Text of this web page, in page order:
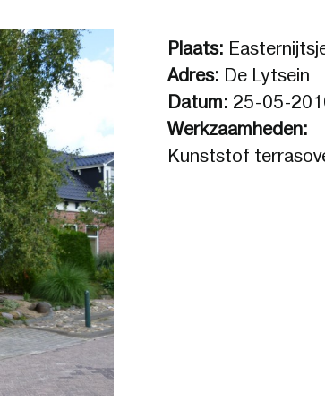
Plaats:
Adres: De Lytsein
Datum: 25-05-
Werkzaamheden:
Kunststof